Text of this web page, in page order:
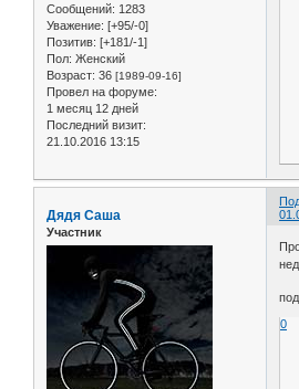
Сообщений: 1283
Уважение: [+95/-0]
Позитив: [+181/-1]
Пол: Женский
Возраст: 36 [1989-09-16]
Провел на форуме:
1 месяц 12 дней
Последний визит:
21.10.2016 13:15
Дядя Саша
Участник
0